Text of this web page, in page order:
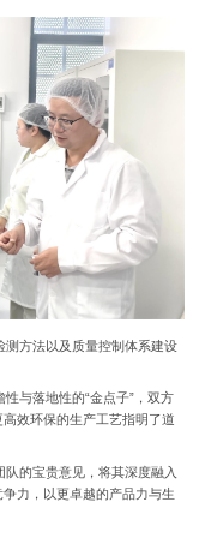
测方法以及质量控制体系建设
与落地性的“金点子”，双方
效环保的生产工艺指明了道
的宝贵意见，将其深度融入
力，以更卓越的产品力与生